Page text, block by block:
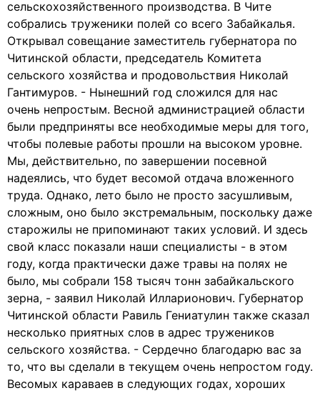
сельскохозяйственного производства. В Чите
собрались труженики полей со всего Забайкалья.
Открывал совещание заместитель губернатора по
Читинской области, председатель Комитета
сельского хозяйства и продовольствия Николай
Гантимуров. - Нынешний год сложился для нас
очень непростым. Весной администрацией области
были предприняты все необходимые меры для того,
чтобы полевые работы прошли на высоком уровне.
Мы, действительно, по завершении посевной
надеялись, что будет весомой отдача вложенного
труда. Однако, лето было не просто засушливым,
сложным, оно было экстремальным, поскольку даже
старожилы не припоминают таких условий. И здесь
свой класс показали наши специалисты - в этом
году, когда практически даже травы на полях не
было, мы собрали 158 тысяч тонн забайкальского
зерна, - заявил Николай Илларионович. Губернатор
Читинской области Равиль Гениатулин также сказал
несколько приятных слов в адрес тружеников
сельского хозяйства. - Сердечно благодарю вас за
то, что вы сделали в текущем очень непростом году.
Весомых караваев в следующих годах, хороших